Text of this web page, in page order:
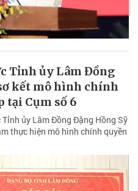
Tỉnh ủy Lâm Đồng
kết mô hình chính
tại Cụm số 6
ủy Lâm Đồng Đặng Hồng Sỹ
thực hiện mô hình chính quyền